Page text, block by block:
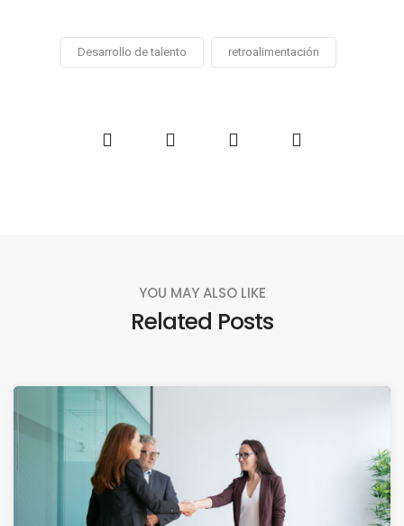
Desarrollo de talento retroalimentación
YOU MAY ALSO LIKE
Related Posts